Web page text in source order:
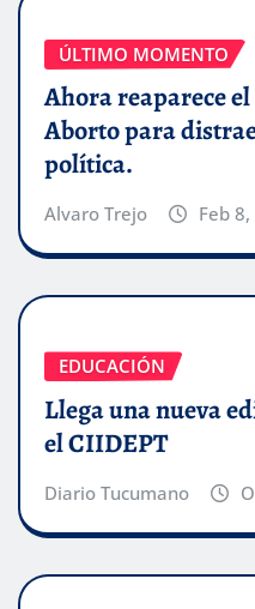
ÚLTIMO MOMENTO
Ahora reaparece
Aborto para
política.
Alvaro Trejo Feb
EDUCACIÓN
Llega una nueva
el CIIDEPT
Diario Tucumano